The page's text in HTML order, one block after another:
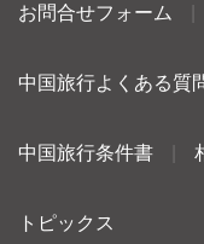
お問合せフォーム
中国旅行よくある質
中国旅行条件書
トピックス